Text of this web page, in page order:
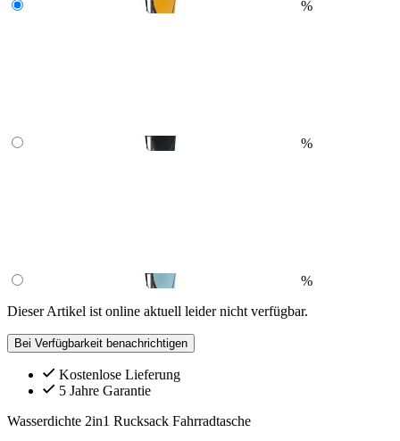
%
%
%
Dieser Artikel ist online aktuell leider nicht verfügbar.
Bei Verfügbarkeit benachrichtigen
Kostenlose Lieferung
5 Jahre Garantie
Wasserdichte 2in1 Rucksack Fahrradtasche